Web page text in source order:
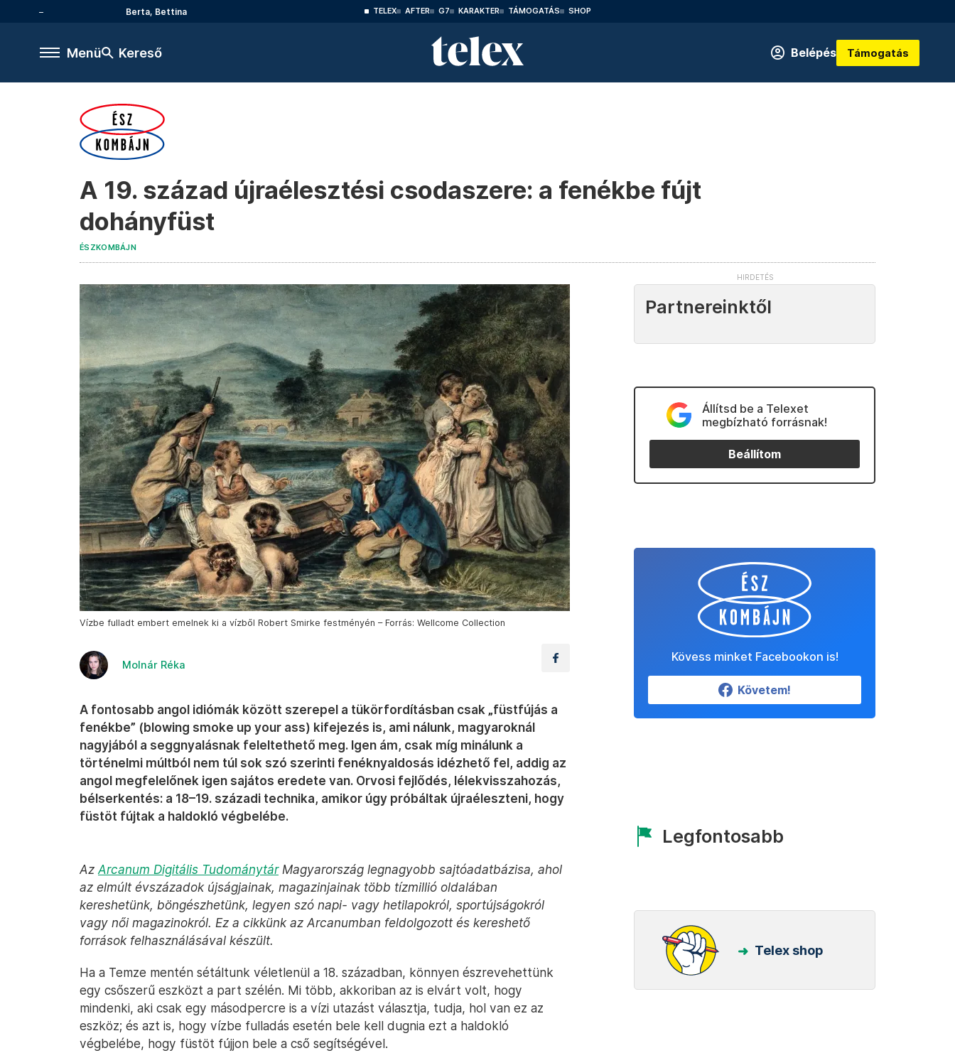
Berta, Bettina TELEX AFTER G7 KARAKTER TÁMOGATÁS SHOP
Menü Kereső Belépés Támogatás
A 19. század újraélesztési csodaszere: a fenékbe fújt
dohányfüst
ÉSZKOMBÁJN
Vízbe fulladt embert emelnek ki a vízből Robert Smirke festményén – Forrás: Wellcome Collection
Molnár Réka
A fontosabb angol idiómák között szerepel a tükörfordításban csak „füstfújás a
fenékbe” (blowing smoke up your ass) kifejezés is, ami nálunk, magyaroknál
nagyjából a seggnyalásnak feleltethető meg. Igen ám, csak míg minálunk a
történelmi múltból nem túl sok szó szerinti fenéknyaldosás idézhető fel, addig az
angol megfelelőnek igen sajátos eredete van. Orvosi fejlődés, lélekvisszahozás,
bélserkentés: a 18–19. századi technika, amikor úgy próbáltak újraéleszteni, hogy
füstöt fújtak a haldokló végbelébe.
Az Arcanum Digitális TudománytárMagyarország legnagyobb sajtóadatbázisa, ahol
az elmúlt évszázadok újságjainak, magazinjainak több tízmillió oldalában
kereshetünk, böngészhetünk, legyen szó napi- vagy hetilapokról, sportújságokról
vagy női magazinokról. Ez a cikkünk az Arcanumban feldolgozott és kereshető
források felhasználásával készült.
Ha a Temze mentén sétáltunk véletlenül a 18. században, könnyen észrevehettünk
egy csőszerű eszközt a part szélén. Mi több, akkoriban az is elvárt volt, hogy
mindenki, aki csak egy másodpercre is a vízi utazást választja, tudja, hol van ez az
eszköz; és azt is, hogy vízbe fulladás esetén bele kell dugnia ezt a haldokló
végbelébe, hogy füstöt fújjon bele a cső segítségével.
Partnereinktől
Állítsd be a Telexet
megbízható forrásnak!
Beállítom
Kövess minket Facebookon is!
Követem!
Legfontosabb
Telex shop